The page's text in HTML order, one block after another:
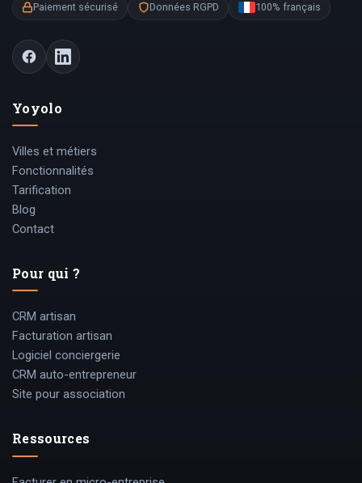
Paiement sécurisé Données RGPD 100% français
Yoyolo
Villes et métiers
Fonctionnalités
Tarification
Blog
Contact
Pour qui ?
CRM artisan
Facturation artisan
Logiciel conciergerie
CRM auto-entrepreneur
Site pour association
Ressources